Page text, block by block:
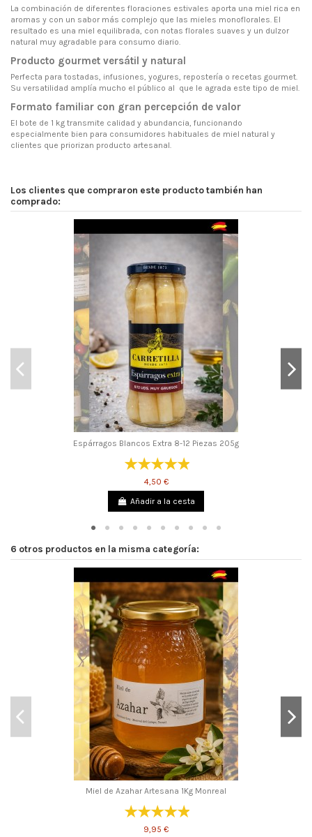
La combinación de diferentes floraciones estivales aporta una miel rica en
aromas y con un sabor más complejo que las mieles monoflorales. El
resultado es una miel equilibrada, con notas florales suaves y un dulzor
natural muy agradable para consumo diario.
Producto gourmet versátil y natural
Perfecta para tostadas, infusiones, yogures, repostería o recetas gourmet.
Su versatilidad amplía mucho el público al que le agrada este tipo de miel.
Formato familiar con gran percepción de valor
El bote de 1 kg transmite calidad y abundancia, funcionando
especialmente bien para consumidores habituales de miel natural y
clientes que priorizan producto artesanal.
Los clientes que compraron este producto también han
comprado:
Espárragos Blancos Extra 8-12 Piezas 205g
4,50 €
Añadir a la cesta
6 otros productos en la misma categoría:
Miel de Azahar Artesana 1Kg Monreal
9,95 €